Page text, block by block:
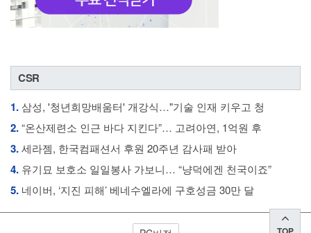
CSR
1.삼성, '청년희망배움터' 개강식…"기술 인재 키우고 청
2.“온산제련소 인근 바다 지킨다”… 고려아연, 1억원 후
3.세라젬, 한국컴패션서 후원 20주년 감사패 받아
4. 유기묘 보호소 일일봉사 가보니… “냥덕에겐 천국이죠”
5. 네이버, ‘지진 피해’ 베네수엘라에 구호성금 30만 달